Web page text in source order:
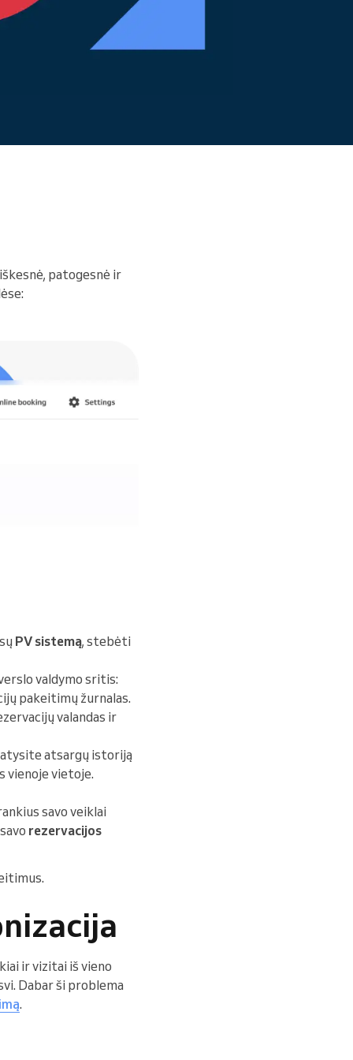
Skaityti daugiau
patogesnė ir
PV sistemą, stebėti
valdymo sritis:
pakeitimų žurnalas.
valandas ir
atsargų istoriją
vienoje vietoje.
savo veiklai
rezervacijos
ir vizitai iš vieno
Dabar ši problema
.